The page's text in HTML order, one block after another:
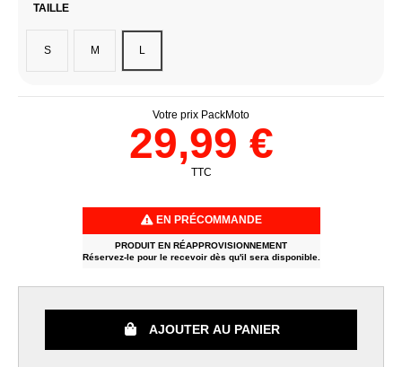
TAILLE
S M L
Votre prix PackMoto
29,99 €
TTC
EN PRÉCOMMANDE
PRODUIT EN RÉAPPROVISIONNEMENT
Réservez-le pour le recevoir dès qu'il sera disponible.
AJOUTER AU PANIER